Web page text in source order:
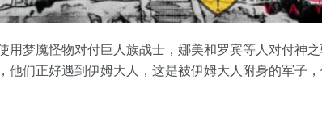
梦魇怪物对付巨人族战士，娜美和罗宾等人对付神之
他们正好遇到伊姆大人，这是被伊姆大人附身的军子